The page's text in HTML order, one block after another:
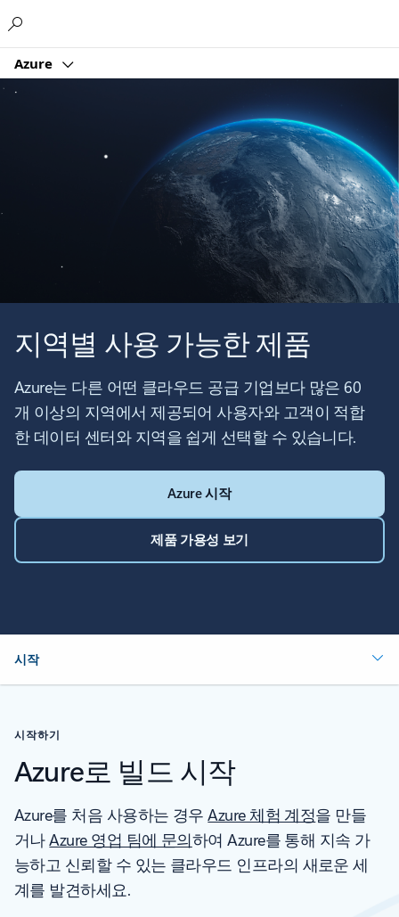
Azure
지역별 사용 가능한 제품
Azure는 다른 어떤 클라우드 공급 기업보다 많은 60
개 이상의 지역에서 제공되어 사용자와 고객이 적합
한 데이터 센터와 지역을 쉽게 선택할 수 있습니다.
Azure 시작
제품 가용성 보기
시작
시작하기
Azure로 빌드 시작
Azure를 처음 사용하는 경우Azure 체험 계정을 만들
거나Azure 영업 팀에 문의하여 Azure를 통해 지속 가
능하고 신뢰할 수 있는 클라우드 인프라의 새로운 세
계를 발견하세요.